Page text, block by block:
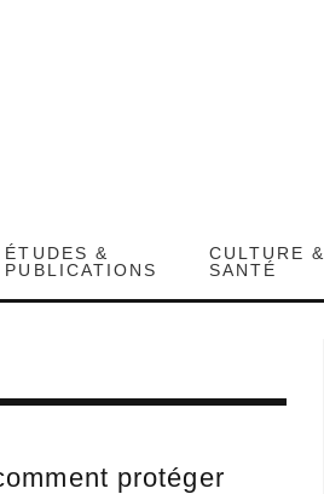
ÉTUDES &
PUBLICATIONS
CULTURE &
SANTÉ
protéger